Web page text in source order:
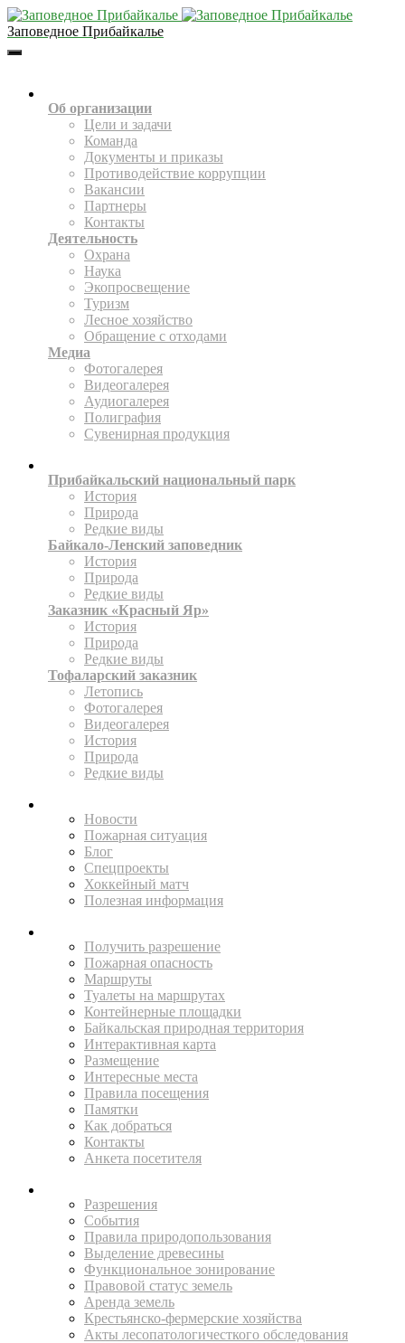
Заповедное Прибайкалье
Toggle
Об организации
Цели и задачи
Команда
Документы и приказы
Противодействие коррупции
Вакансии
Партнеры
Контакты
Деятельность
Охрана
Наука
Экопросвещение
Туризм
Лесное хозяйство
Обращение с отходами
Медиа
Фотогалерея
Видеогалерея
Аудиогалерея
Полиграфия
Сувенирная продукция
Прибайкальский национальный парк
История
Природа
Редкие виды
Байкало-Ленский заповедник
История
Природа
Редкие виды
Заказник «Красный Яр»
История
Природа
Редкие виды
Тофаларский заказник
Летопись
Фотогалерея
Видеогалерея
История
Природа
Редкие виды
Новости
Пожарная ситуация
Блог
Спецпроекты
Хоккейный матч
Полезная информация
Получить разрешение
Пожарная опасность
Маршруты
Туалеты на маршрутах
Контейнерные площадки
Байкальская природная территория
Интерактивная карта
Размещение
Интересные места
Правила посещения
Памятки
Как добраться
Контакты
Анкета посетителя
Разрешения
События
Правила природопользования
Выделение древесины
Функциональное зонирование
Правовой статус земель
Аренда земель
Крестьянско-фермерские хозяйства
Акты лесопатологичесткого обследования